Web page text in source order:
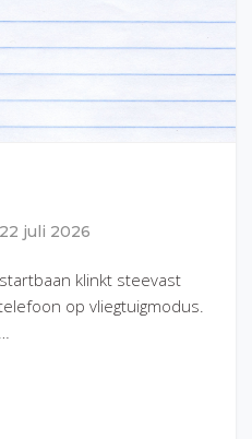
22 juli 2026
klinkt steevast
op vliegtuigmodus.